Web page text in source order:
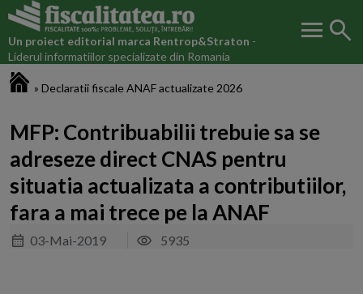
Un proiect editorial marca Rentrop&Straton -
Liderul informatiilor specializate din Romania
menu search
» Declaratii fiscale ANAF actualizate 2026
MFP: Contribuabilii trebuie sa se
adreseze direct CNAS pentru
situatia actualizata a contributiilor,
fara a mai trece pe la ANAF
03-Mai-2019 5935